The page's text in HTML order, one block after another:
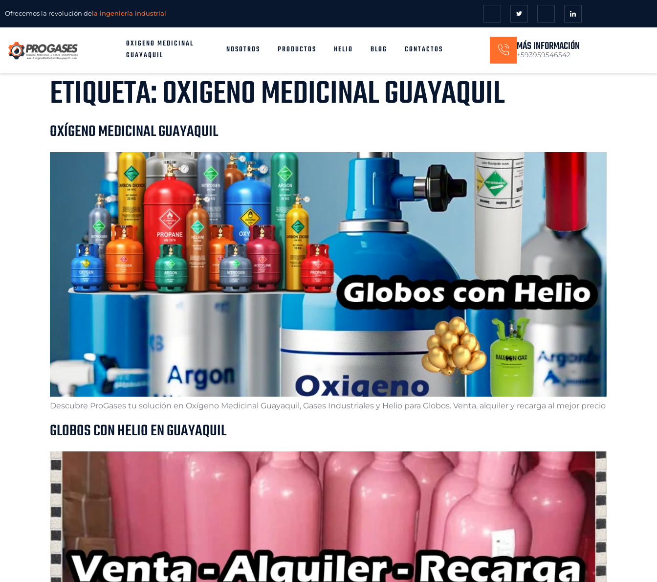
Ofrecemos la revolución dela ingeniería industrial
OXIGENO MEDICINAL
GUAYAQUIL
NOSOTROS PRODUCTOS HELIO BLOG CONTACTOS MÁS INFORMACIÓN
+593959546542
ETIQUETA:OXIGENO MEDICINAL GUAYAQUIL
OXÍGENO MEDICINAL GUAYAQUIL
Descubre ProGases tu solución en Oxígeno Medicinal Guayaquil, Gases Industriales y Helio para Globos. Venta, alquiler y recarga al mejor precio
GLOBOS CON HELIO EN GUAYAQUIL